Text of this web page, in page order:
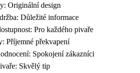
Originální design
Důležité informace
Pro každého pivaře
Příjemné překvapení
Spokojení zákazníci
Skvělý tip